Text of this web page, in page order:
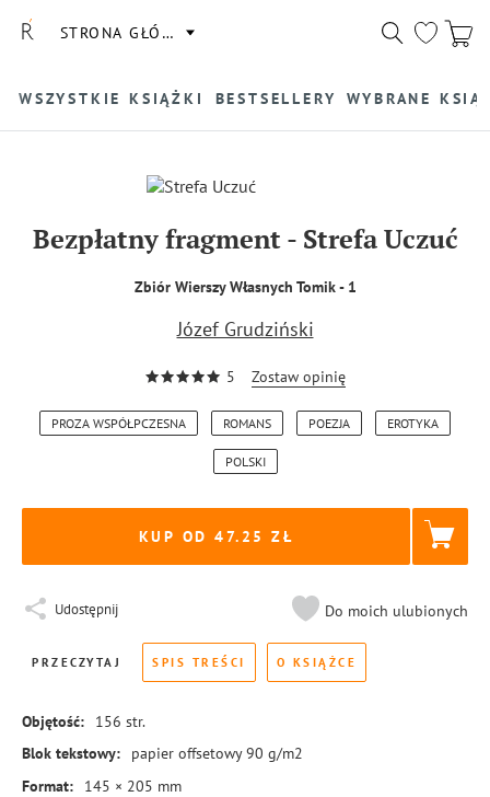
STRONA GŁÓWNA
WSZYSTKIE KSIĄŻKI BESTSELLERY WYBRANE
Bezpłatny fragment- Strefa Uczuć
Zbiór Wierszy Własnych Tomik - 1
Józef Grudziński
5 Zostaw opinię
PROZA WSPÓŁPCZESNA ROMANS POEZJA EROTYKA
POLSKI
KUP OD 47.25
Udostępnij Do moich ulubionych
PRZECZYTAJ SPIS TREŚCI O KSIĄŻCE
Objętość: 156 str.
Blok tekstowy:
papier offsetowy 90 g/m2
Format:
145 × 205 mm